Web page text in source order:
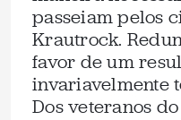
passeiam pelos
Krautrock.
favor de um
invariavelmente
Dos veteranos